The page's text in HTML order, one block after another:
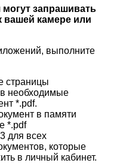
запрашивать
вашей камере или
выполните
страницы
необходимые
*.pdf.
в памяти
*.pdf
для всех
которые
в личный кабинет.